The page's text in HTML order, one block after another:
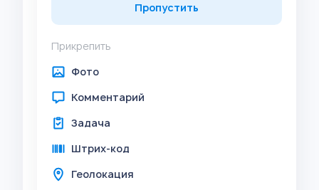
Пропустить
Прикрепить
Фото
Комментарий
Задача
Штрих-код
Геолокация